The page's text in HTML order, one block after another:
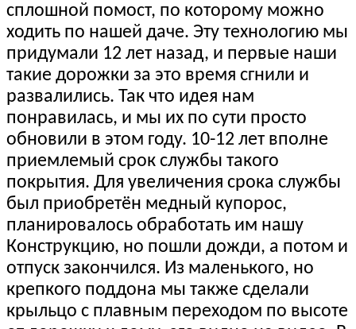
сплошной помост, по которому можно
ходить по нашей даче. Эту технологию мы
придумали 12 лет назад, и первые наши
такие дорожки за это время сгнили и
развалились. Так что идея нам
понравилась, и мы их по сути просто
обновили в этом году. 10-12 лет вполне
приемлемый срок службы такого
покрытия. Для увеличения срока службы
был приобретён медный купорос,
планировалось обработать им нашу
Конструкцию, но пошли дожди, а потом и
отпуск закончился. Из маленького, но
крепкого поддона мы также сделали
крыльцо с плавным переходом по высоте